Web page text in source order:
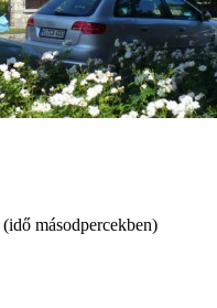
(idő másodpercekben)